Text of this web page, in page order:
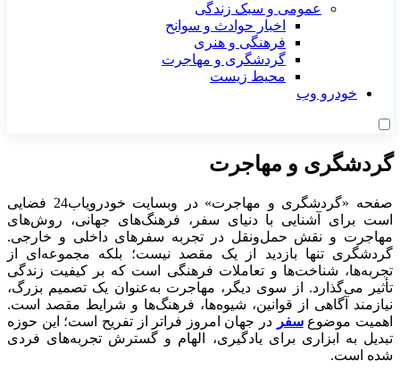
عمومی و سبک زندگی
اخبار حوادث و سوانح
فرهنگی و هنری
گردشگری و مهاجرت
محیط زیست
خودرو وب
گردشگری و مهاجرت
صفحه «گردشگری و مهاجرت» در وبسایت خودرویاب24 فضایی
است برای آشنایی با دنیای سفر، فرهنگ‌های جهانی، روش‌های
مهاجرت و نقش حمل‌ونقل در تجربه‌ سفرهای داخلی و خارجی.
گردشگری تنها بازدید از یک مقصد نیست؛ بلکه مجموعه‌ای از
تجربه‌ها، شناخت‌ها و تعاملات فرهنگی است که بر کیفیت زندگی
تأثیر می‌گذارد. از سوی دیگر، مهاجرت به‌عنوان یک تصمیم بزرگ،
نیازمند آگاهی از قوانین، شیوه‌ها، فرهنگ‌ها و شرایط مقصد است.
اهمیت موضوعسفر در جهان امروز فراتر از تفریح است؛ این حوزه
تبدیل به ابزاری برای یادگیری، الهام و گسترش تجربه‌های فردی
شده است.